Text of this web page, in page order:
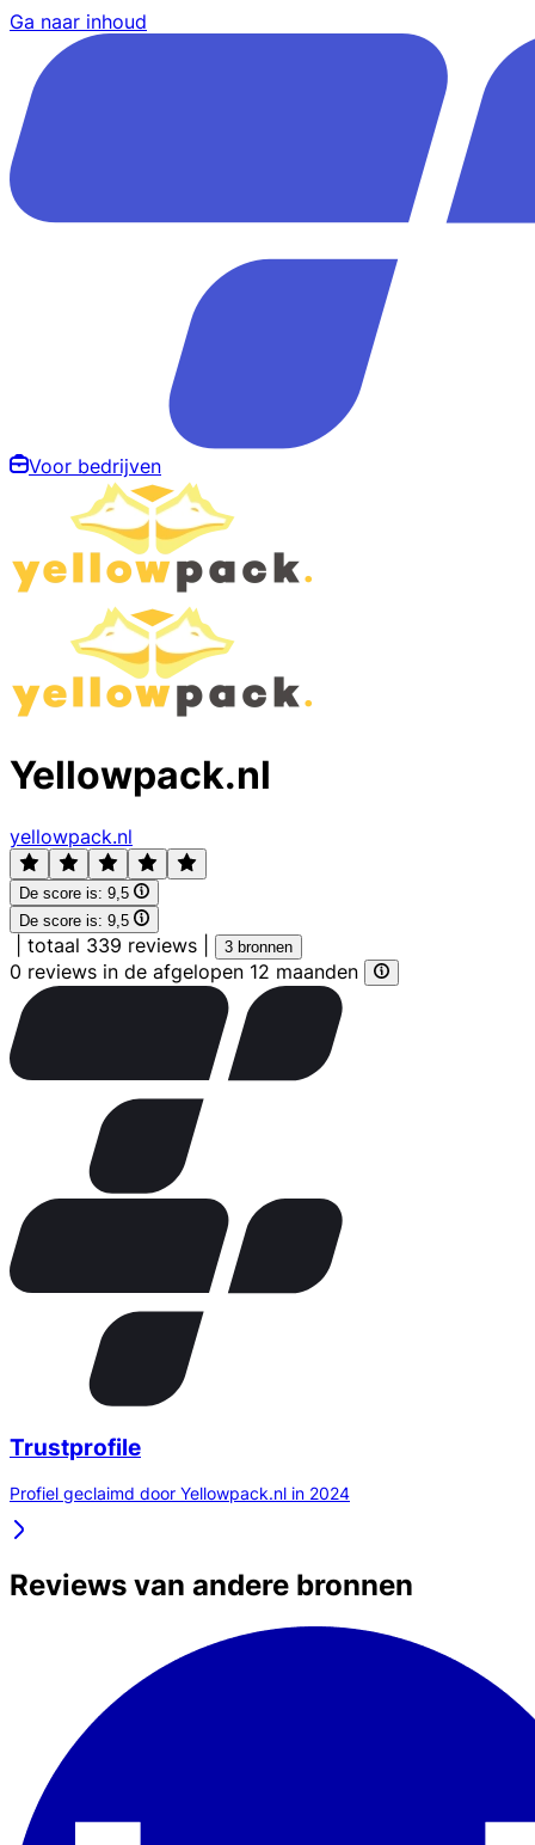
Ga naar inhoud
Voor bedrijven
Yellowpack.nl
yellowpack.nl
De score is: 9,5
De score is: 9,5
totaal 339 reviews 3 bronnen
0 reviews in de afgelopen 12 maanden
Trustprofile
Profiel geclaimd door Yellowpack.nl in 2024
Reviews van andere bronnen